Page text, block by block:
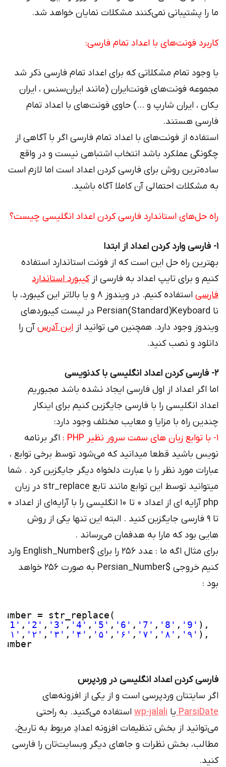
ما را پشتیبانی نمی‌کنند مشکلات نمایان خواهد شد.
کاربرد فونت‌های با اعداد تمام فارسی:
با وجود تمام مشکلاتی که برای اعداد تمام فارسی ذکر شد
مجموعه فونت‌های فونت‌ایران (مانند ایران‌سنس ، ایران
یکان ، ایران شارپ و …) حاوی فونت‌های با اعداد تمام
فارسی هستند.
استفاده از فونت‌های با اعداد تمام فارسی اگر با آگاهی از
چگونگی عملکرد باشد انتخاب اشتباهی نیست و در واقع
ساده‌ترین روش برای فارسی کردن اعداد است اما لازم است
به مشکلات احتمالی آن کاملا آگاه باشید.
راه حل‌‌های استاندارد فارسی کردن اعداد انگلیسی چیست؟
1- فارسی وارد کردن اعداد از ابتدا
بهترین راه حل این است که از فونت استاندارد استفاده
کنیم و برای تایپ اعداد به فارسی از کیبورد استاندارد
فارسی
استفاده کنیم. در ویندوز ۸ و یا بالاتر این کیبورد، با
نا Persian(Standard)Keyboard در لیست کیبوردهای
ویندوز وجود دارد. همچنین می توانید از این آدرسآن را
دانلود و نصب کنید.
۲- فارسی کردن اعداد انگلیسی با کدنویسی
اما اگر اعداد از اول فارسی ایجاد نشده باشد مجبوریم
اعداد انگلیسی را با فارسی جایگزین کنیم برای اینکار
چندین راه با مزایا و معایب مختلف وجود دارد:
1- با توابع زبان های سمت سرور نظیر PHP :
اگر برنامه
نویس باشید قطعا میدانید که می‌شود توسط برخی توابع ،
عبارات مورد نظر را با عبارت دلخواه دیگر جایگزین کرد . شما
میتوانید توسط این توابع مانند تابع str_replace در زبان
php آرایه ای از اعداد 0 تا 10 انگلیسی را با آرایه‌ای از اعداد 0
تا 9 فارسی جایگزین کنید . البته این تنها یکی از روش
هایی بود که مارا به هدفمان می‌رساند .
برای مثال اگه ما : عدد 256 را برای $English_Number وارد
کنیم خروجی $Persian_Number به صورت ۲۵۶ خواهد
بود :
= str_replace(
'1' , '2' , '3' , '4' , '5' , '6' , '7' , '8' , '9' ),
'۱' , '۲' , '۳' , '۴' , '۵' , '۶' , '۷' , '۸' , '۹' ),
فارسی کردن اعداد انگلیسی در وردپرس
اگر سایتتان وردپرسی است و از یکی از افزونه‌های
ParsiDate یا wp-jalaliاستفاده می‌کنید. به راحتی
می‌توانید از بخش تنظیمات افزونه اعدادِ مربوط به تاریخ،
مطالب، بخش نظرات و جاهای دیگر وبسایت‌تان را فارسی
کنید.